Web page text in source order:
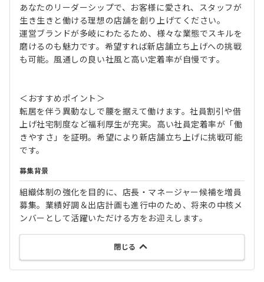
あなたのリーダーシップで、お客様に愛され、スタッフが
生き生きと働ける理想の店舗を創り上げてください。
運営ブランドが多岐にわたるため、様々な業態でスキルを
磨けるのも魅力です。希望すれば新店舗立ち上げへの挑戦
も可能。風通しの良い社風と高い定着率が自慢です。
＜おすすめポイント＞
転居を伴う異動なしで腰を据えて働けます。社員割引や借
上げ社宅制度など福利厚生が充実。高い社員定着率が「働
きやすさ」を証明。希望により新店舗立ち上げに挑戦可能
です。
募集背景
組織体制の強化を目的に、店長・マネージャー候補を増員
募集。業績好調＆出店計画も進行中のため、将来の中核メ
ンバーとして活躍いただける方をお迎えします。
閉じる